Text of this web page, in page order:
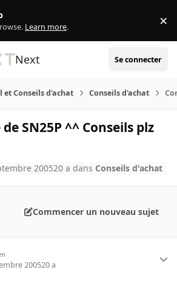
Learn more. ×
Next Se connecter
et Conseils d'achat Conseils d'achat
SN25P ^^ Conseils plz
200520 a dans Conseils d'achat
Commencer un nouveau sujet
200520 a